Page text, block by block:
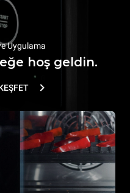
Uygulama
hoş geldin.